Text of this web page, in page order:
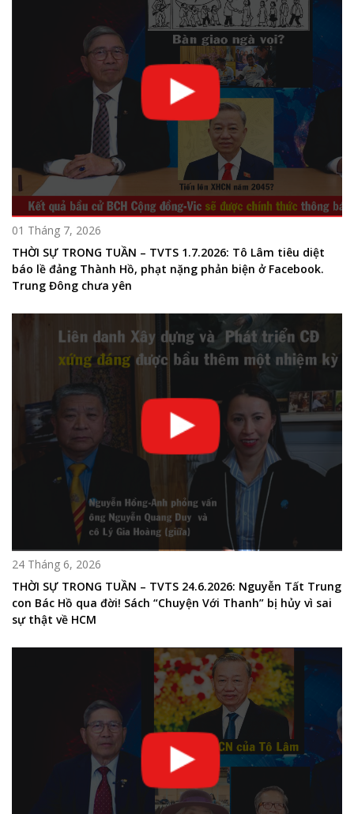
01 Tháng 7, 2026
THỜI SỰ TRONG TUẦN – TVTS 1.7.2026: Tô Lâm tiêu diệt
báo lề đảng Thành Hồ, phạt nặng phản biện ở Facebook.
Trung Đông chưa yên
24 Tháng 6, 2026
THỜI SỰ TRONG TUẦN – TVTS 24.6.2026: Nguyễn Tất Trung
con Bác Hồ qua đời! Sách “Chuyện Với Thanh” bị hủy vì sai
sự thật về HCM